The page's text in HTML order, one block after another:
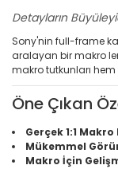
Detayların
Sony'nin full-frame
aralayan bir makro
makro tutkunları
Öne Çıkan
Gerçek 1:1
Mükemmel
Makro İçin